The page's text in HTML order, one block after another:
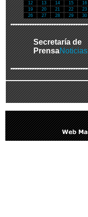
12
13 14 15 16
19
20 21 22 23
26
27 28 29 30
Secretaría de
PrensaNoticias